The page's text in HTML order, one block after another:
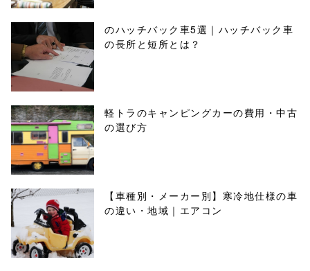
のハッチバック車5選｜ハッチバック車
の長所と短所とは？
軽トラのキャンピングカーの費用・中古
の選び方
【車種別・メーカー別】寒冷地仕様の車
の違い・地域｜エアコン